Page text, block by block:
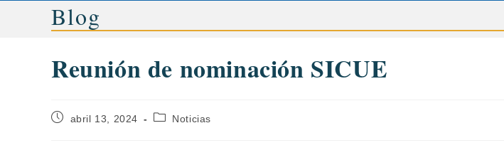
Blog
Reunión de nominación SICUE
abril 13, 2024 Noticias